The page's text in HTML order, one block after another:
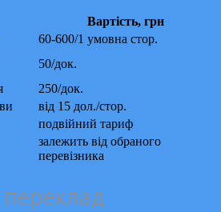
Вартість, грн
60-600/1 умовна стор.
50/док.
250/док.
від 15 дол./стор.
подвійний тариф
залежить від обраного
перевізника
переклад